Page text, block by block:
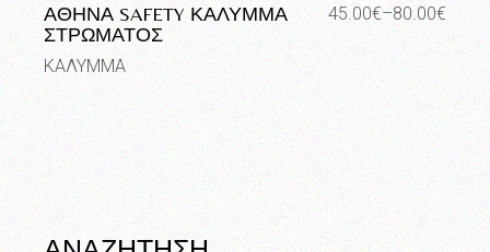
ΑΘΗΝΑ SAFETY ΚΑΛΥΜΜΑ
ΣΤΡΩΜΑΤΟΣ
45.00€–80.00€
Price
range:
45.00€
through
80.00€
ΚΑΛΥΜΜΑ